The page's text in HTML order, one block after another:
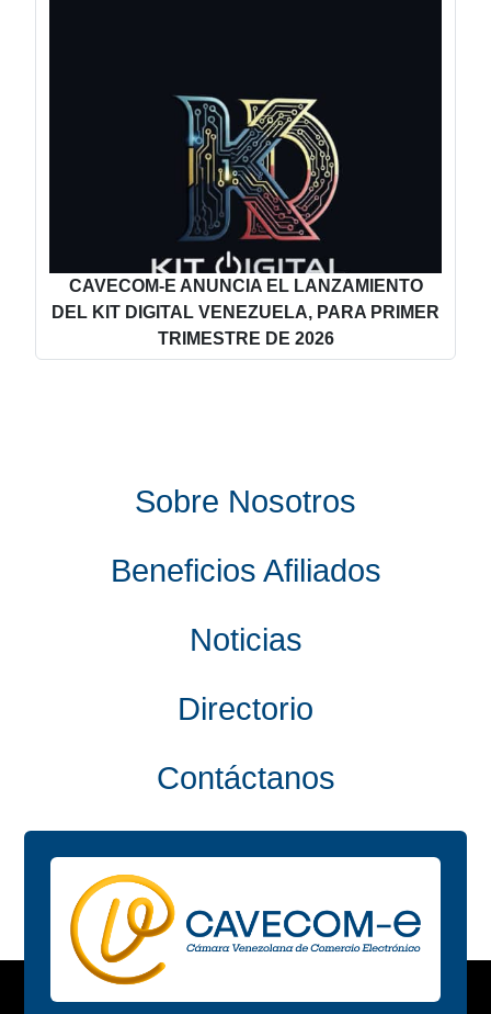
CAVECOM-E ANUNCIA EL LANZAMIENTO
DEL KIT DIGITAL VENEZUELA, PARA PRIMER
TRIMESTRE DE 2026
Sobre Nosotros
Beneficios Afiliados
Noticias
Directorio
Contáctanos